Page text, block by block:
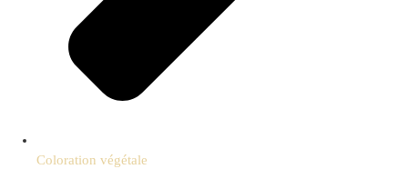
Coloration végétale